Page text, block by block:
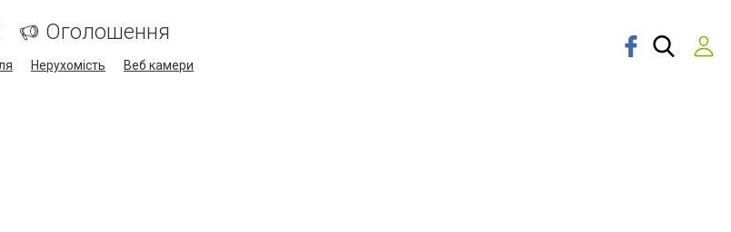
Оголошення
Нерухомість Веб камери